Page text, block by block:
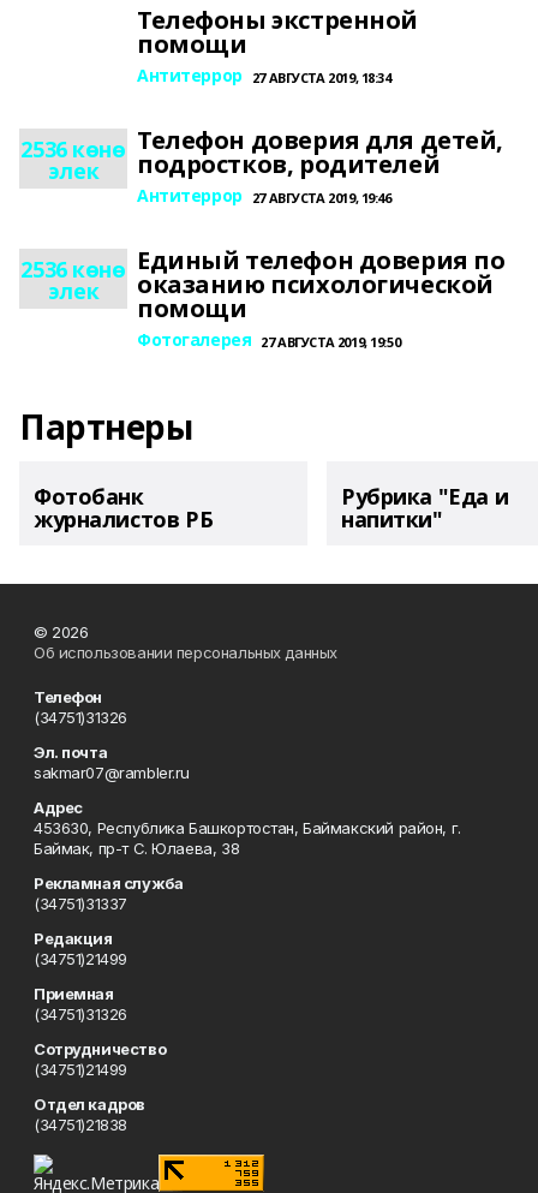
Телефоны экстренной
помощи
Антитеррор 27 АВГУСТА 2019, 18:34
2536 көнө
элек
Телефон доверия для детей,
подростков, родителей
Антитеррор 27 АВГУСТА 2019, 19:46
2536 көнө
элек
Единый телефон доверия по
оказанию психологической
помощи
Фотогалерея 27 АВГУСТА 2019, 19:50
Партнеры
Фотобанк
журналистов РБ
Рубрика "Еда и
напитки"
© 2026
Об использовании персональных данных
Телефон
(34751)31326
Эл. почта
sakmar07@rambler.ru
Адрес
453630, Республика Башкортостан, Баймакский район, г.
Баймак, пр-т С. Юлаева, 38
Рекламная служба
(34751)31337
Редакция
(34751)21499
Приемная
(34751)31326
Сотрудничество
(34751)21499
Отдел кадров
(34751)21838